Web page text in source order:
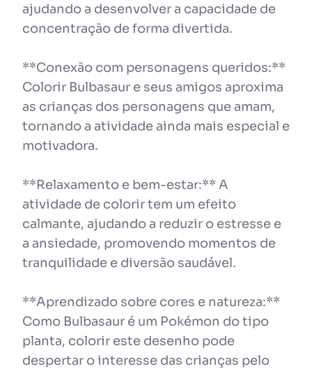
ajudando a desenvolver a capacidade de
concentração de forma divertida.
**Conexão com personagens queridos:**
Colorir Bulbasaur e seus amigos aproxima
as crianças dos personagens que amam,
tornando a atividade ainda mais especial e
motivadora.
**Relaxamento e bem-estar:** A
atividade de colorir tem um efeito
calmante, ajudando a reduzir o estresse e
a ansiedade, promovendo momentos de
tranquilidade e diversão saudável.
**Aprendizado sobre cores e natureza:**
Como Bulbasaur é um Pokémon do tipo
planta, colorir este desenho pode
despertar o interesse das crianças pelo